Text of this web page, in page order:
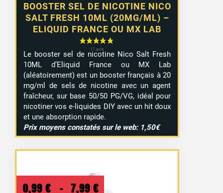
BOOSTER SEL DE NICOTINE NICO
SALT FRESH 10ML (20MG/ML) –
ELIQUID FRANCE OU MX LAB
Le booster sel de nicotine Nico Salt Fresh
10ML d’Eliquid France ou MX Lab
(aléatoirement) est un booster français à 20
mg/ml de sels de nicotine avec un agent
fraîcheur, sur base 50/50 PG/VG, idéal pour
nicotiner vos e-liquides DIY avec un hit doux
et une absorption rapide.
Prix moyens constatés sur le web: 1,50€
0,99 € – 7,99 € Plage